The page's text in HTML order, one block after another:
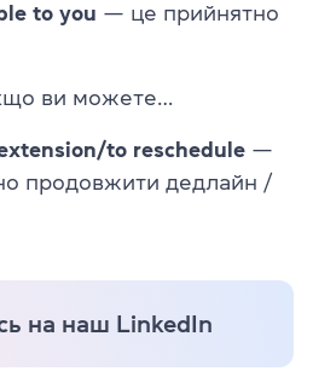
to you — це прийнятно
ви можете…
to reschedule —
продовжити дедлайн /
на наш LinkedIn